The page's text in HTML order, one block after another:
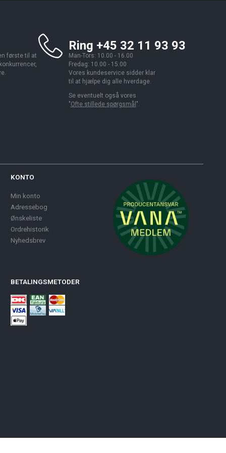
første til at
Ring +45 32 11 93 93
Man-Tors: 10.00 - 16.00
Fredag: 10.00 - 15.00
Vores kundeservice sidder klar
til at hjælpe dig alle hverdage.
Se eventuelt også vores
"Ofte stillede spørgsmål ".
KONTO
Min konto
Adressebog
Ønskeliste
Ordrehistorik
Nyhedsbrev
BETALINGSMETODER